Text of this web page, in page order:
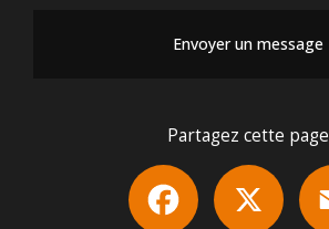
Envoyer un message
Partagez cette page
Facebook